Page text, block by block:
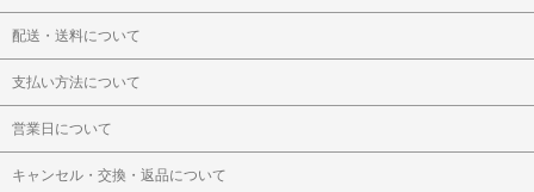
配送・送料について
支払い方法について
営業日について
キャンセル・交換・返品について